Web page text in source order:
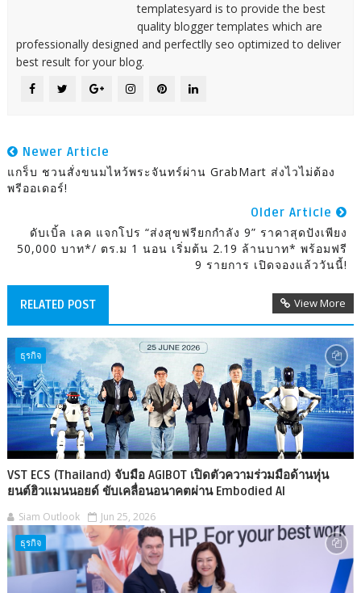
templatesyard is to provide the best
quality blogger templates which are
professionally designed and perfectlly seo optimized to deliver
best result for your blog.
Newer Article
แกร็บ ชวนสั่งขนมไหว้พระจันทร์ผ่าน GrabMart ส่งไวไม่ต้อง
พรีออเดอร์!
Older Article
ดับเบิ้ล เลค แจกโปร “ส่งสุขฟรียกกำลัง 9” ราคาสุดปังเพียง
50,000 บาท*/ ตร.ม 1 นอน เริ่มต้น 2.19 ล้านบาท* พร้อมฟรี
9 รายการ เปิดจองแล้ววันนี้!
RELATED POST View More
ธุรกิจ
VST ECS (Thailand) จับมือ AGIBOT เปิดตัวความร่วมมือด้านหุ่น
ยนต์ฮิวแมนนอยด์ ขับเคลื่อนอนาคตผ่าน Embodied AI
Siam Outlook Jun 25, 2026
ธุรกิจ